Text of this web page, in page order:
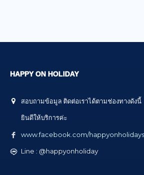
HAPPY ON HOLIDAY
สอบถามข้อมูล ติดต่อเราได้ตามช่องทางดังนี้
ยินดีให้บริการค่ะ
www.facebook.com/happyonholidays
Line : @happyonholiday